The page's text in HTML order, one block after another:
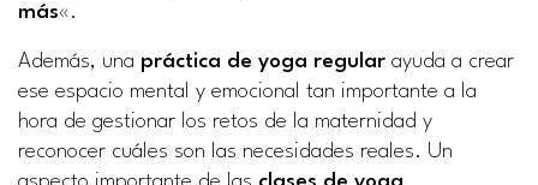
más«.
Además, una práctica de yoga regular ayuda a crear
ese espacio mental y emocional tan importante a la
hora de gestionar los retos de la maternidad y
reconocer cuáles son las necesidades reales. Un